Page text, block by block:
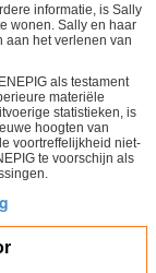
informatie, is Sally
wonen. Sally en haar
aan het verlenen van
als testament
materiële
statistieken, is
hoogten van
voortreffelijkheid niet-
te voorschijn als